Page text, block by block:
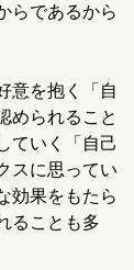
らであるから
意を抱く「自
められること
ていく「自己
スに思ってい
効果をもたら
ることも多